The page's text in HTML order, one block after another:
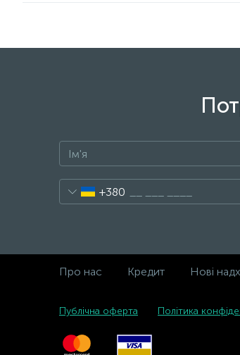
+380
Про нас Кредит Нові
Публічна оферта Політика